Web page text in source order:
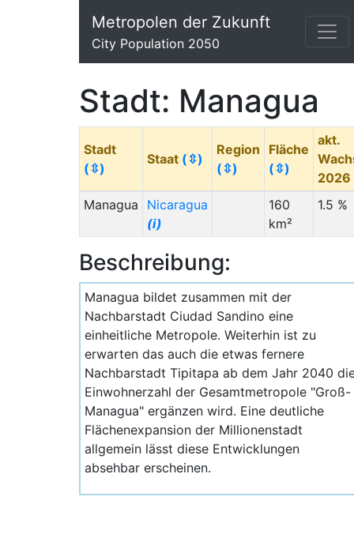
Metropolen der Zukunft
City Population 2050
Stadt: Managua
Stadt
(⇳)
Staat (⇳)
Region
(⇳)
Fläche
(⇳)
akt.
2026
Managua
Nicaragua
(i)
160
km²
1.5 %
Beschreibung:
Managua bildet zusammen mit der
Nachbarstadt Ciudad Sandino eine
einheitliche Metropole. Weiterhin ist zu
erwarten das auch die etwas fernere
Nachbarstadt Tipitapa ab dem Jahr 2040
Einwohnerzahl der Gesamtmetropole "Groß-
Managua" ergänzen wird. Eine deutliche
Flächenexpansion der Millionenstadt
allgemein lässt diese Entwicklungen
absehbar erscheinen.